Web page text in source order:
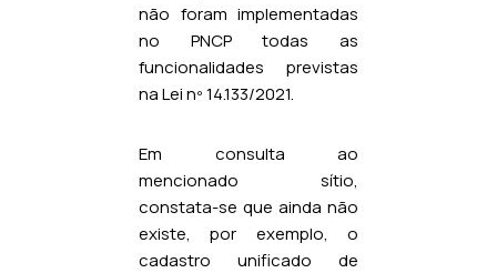
não foram implementadas
no PNCP todas as
funcionalidades previstas
na Lei nº 14.133/2021.
Em consulta ao
mencionado sítio,
constata-se que ainda não
existe, por exemplo, o
cadastro unificado de